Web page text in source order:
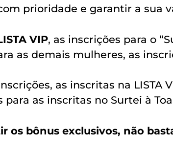
prioridade e garantir a sua
VIP, as inscrições para o
as demais mulheres, as
as inscritas na LISTA
as inscritas no Surtei à
os bônus exclusivos, não